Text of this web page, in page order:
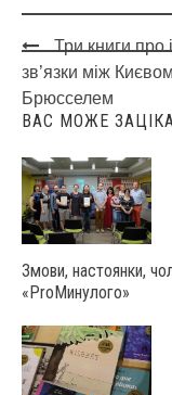
Post
navigation
Три книги про
зв’язки між Києвом
Брюсселем
ВАС МОЖЕ
Змови, настоянки,
«ProМинулого»